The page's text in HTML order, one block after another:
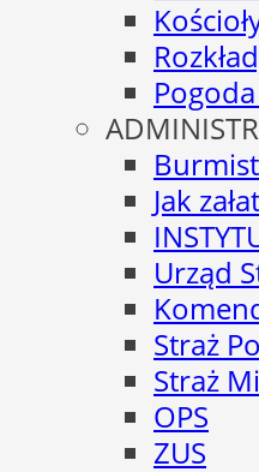
Jak
Urząd
Straż
Straż
OPS
ZUS